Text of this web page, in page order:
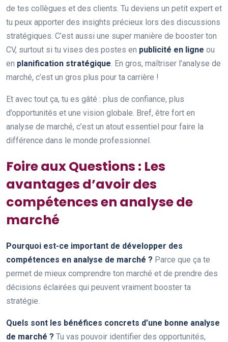
de tes collègues et des clients. Tu deviens un petit expert et
tu peux apporter des insights précieux lors des discussions
stratégiques. C’est aussi une super manière de booster ton
CV, surtout si tu vises des postes en publicité en ligne ou
en planification stratégique. En gros, maîtriser l’analyse de
marché, c’est un gros plus pour ta carrière !
Et avec tout ça, tu es gâté : plus de confiance, plus
d’opportunités et une vision globale. Bref, être fort en
analyse de marché, c’est un atout essentiel pour faire la
différence dans le monde professionnel.
Foire aux Questions : Les
avantages d’avoir des
compétences en analyse de
marché
Pourquoi est-ce important de développer des
compétences en analyse de marché ? Parce que ça te
permet de mieux comprendre ton marché et de prendre des
décisions éclairées qui peuvent vraiment booster ta
stratégie.
Quels sont les bénéfices concrets d’une bonne analyse
de marché ? Tu vas pouvoir identifier des opportunités,